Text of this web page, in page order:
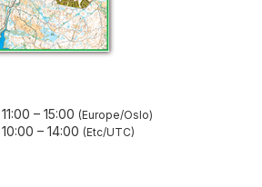
– 15:00 Europe/Oslo
– 14:00 Etc/UTC